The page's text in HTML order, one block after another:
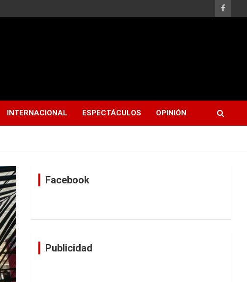
INTERNACIONAL ESPECTÁCULOS OPINIÓN
Facebook
Publicidad